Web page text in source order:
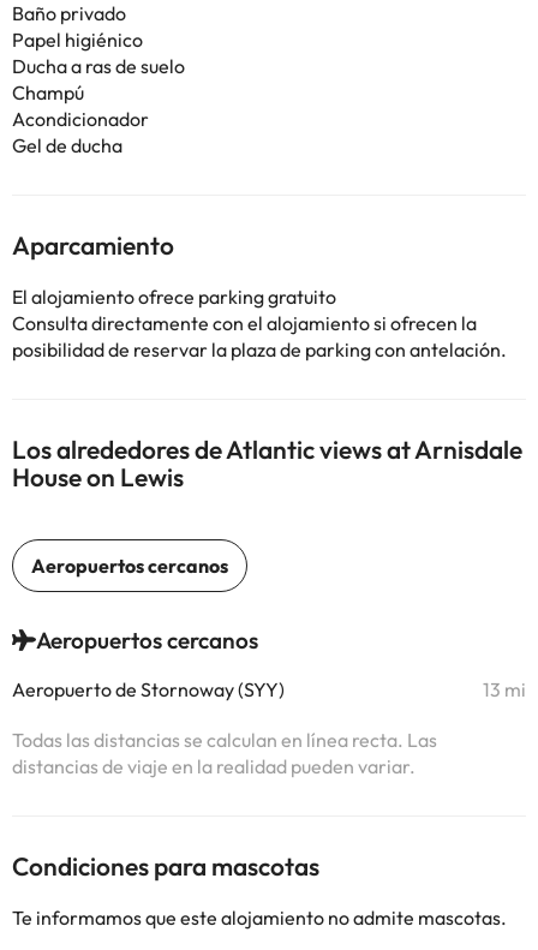
Baño privado
Papel higiénico
Ducha a ras de suelo
Champú
Acondicionador
Gel de ducha
Aparcamiento
El alojamiento ofrece parking gratuito
Consulta directamente con el alojamiento si ofrecen la
posibilidad de reservar la plaza de parking con antelación.
Los alrededores de Atlantic views at Arnisdale
House on Lewis
Aeropuertos cercanos
Aeropuerto de Stornoway (SYY) 13 mi
Todas las distancias se calculan en línea recta. Las
distancias de viaje en la realidad pueden variar.
Condiciones para mascotas
Te informamos que este alojamiento no admite mascotas.